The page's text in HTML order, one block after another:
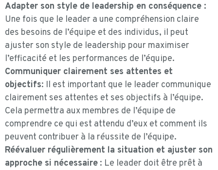
Adapter son style de leadership en conséquence :
Une fois que le leader a une compréhension claire
des besoins de l’équipe et des individus, il peut
ajuster son style de leadership pour maximiser
l’efficacité et les performances de l’équipe.
Communiquer clairement ses attentes et
objectifs: Il est important que le leader communique
clairement ses attentes et ses objectifs à l’équipe.
Cela permettra aux membres de l’équipe de
comprendre ce qui est attendu d’eux et comment ils
peuvent contribuer à la réussite de l’équipe.
Réévaluer régulièrement la situation et ajuster son
approche si nécessaire : Le leader doit être prêt à